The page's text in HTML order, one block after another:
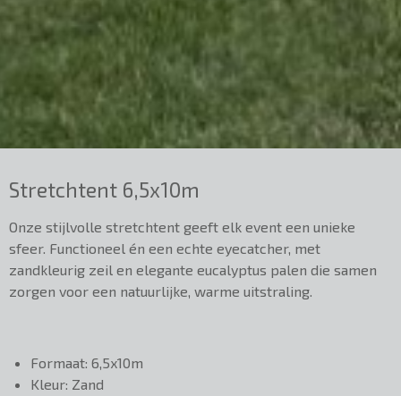
Stretchtent 6,5x10m
Onze stijlvolle stretchtent geeft elk event een unieke
sfeer. Functioneel én een echte eyecatcher, met
zandkleurig zeil en elegante eucalyptus palen die samen
zorgen voor een natuurlijke, warme uitstraling.
Formaat: 6,5x10m
Kleur: Zand